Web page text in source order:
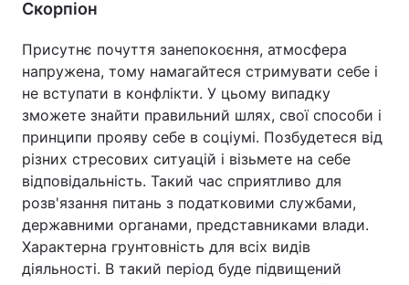
Скорпіон
Присутнє почуття занепокоєння, атмосфера
напружена, тому намагайтеся стримувати себе і
не вступати в конфлікти. У цьому випадку
зможете знайти правильний шлях, свої способи і
принципи прояву себе в соціумі. Позбудетеся від
різних стресових ситуацій і візьмете на себе
відповідальність. Такий час сприятливо для
розв'язання питань з податковими службами,
державними органами, представниками влади.
Характерна грунтовність для всіх видів
діяльності. В такий період буде підвищений